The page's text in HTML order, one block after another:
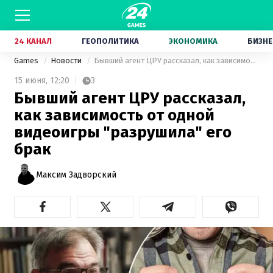
24 КАНАЛ ГЕОПОЛИТИКА ЭКОНОМИКА
Games Новости Бывший агент ЦРУ рассказал, как зависимость от одной видеоигры "разрушила" его брак
15 июня, 12:20 3
Бывший агент ЦРУ рассказал,
как зависимость от одной
видеоигры "разрушила" его
брак
Максим Задворский